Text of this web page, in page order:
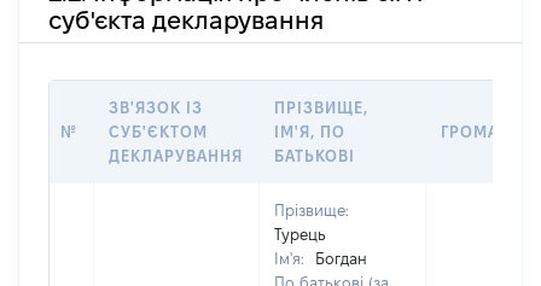
суб'єкта декларування
№
ЗВ'ЯЗОК ІЗ
СУБ'ЄКТОМ
ДЕКЛАРУВАННЯ
ПРІЗВИЩЕ,
ІМ'Я, ПО
БАТЬКОВІ
Прізвище:
Турець
Ім'я:
Богдан
По батькові (за